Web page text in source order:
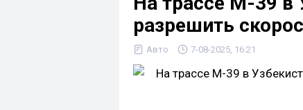
разрешить
Авто 7-08-2025, 16:21